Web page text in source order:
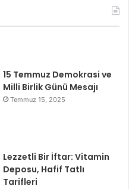
15 Temmuz Demokrasi ve
Milli Birlik Günü Mesajı
Temmuz 15, 2025
Lezzetli Bir İftar: Vitamin
Deposu, Hafif Tatlı
Tarifleri